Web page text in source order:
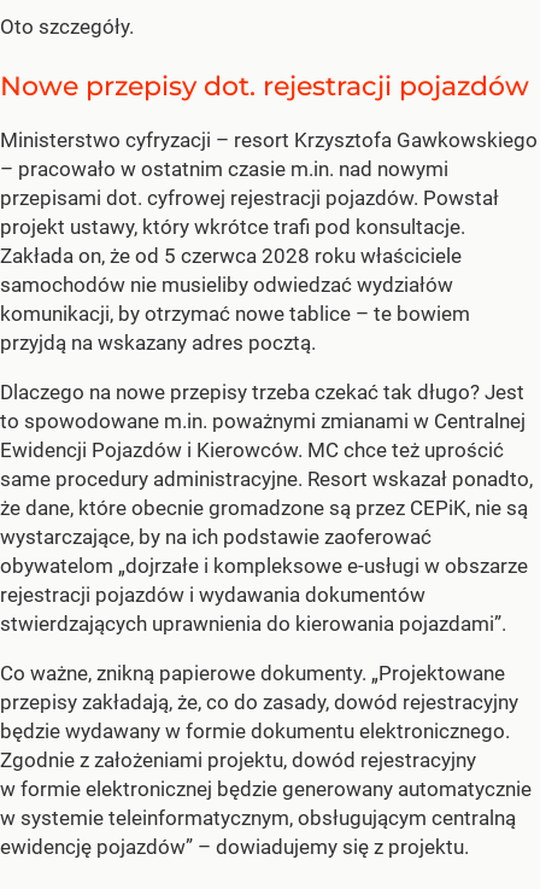
Oto szczegóły.
Nowe przepisy dot. rejestracji pojazdów
Ministerstwo cyfryzacji – resort Krzysztofa Gawkowskiego
– pracowało w ostatnim czasie m.in. nad nowymi
przepisami dot. cyfrowej rejestracji pojazdów. Powstał
projekt ustawy, który wkrótce trafi pod konsultacje.
Zakłada on, że od 5 czerwca 2028 roku właściciele
samochodów nie musieliby odwiedzać wydziałów
komunikacji, by otrzymać nowe tablice – te bowiem
przyjdą na wskazany adres pocztą.
Dlaczego na nowe przepisy trzeba czekać tak długo? Jest
to spowodowane m.in. poważnymi zmianami w Centralnej
Ewidencji Pojazdów i Kierowców. MC chce też uprościć
same procedury administracyjne. Resort wskazał ponadto,
że dane, które obecnie gromadzone są przez CEPiK, nie są
wystarczające, by na ich podstawie zaoferować
obywatelom „dojrzałe i kompleksowe e-usługi w obszarze
rejestracji pojazdów i wydawania dokumentów
stwierdzających uprawnienia do kierowania pojazdami”.
Co ważne, znikną papierowe dokumenty. „Projektowane
przepisy zakładają, że, co do zasady, dowód rejestracyjny
będzie wydawany w formie dokumentu elektronicznego.
Zgodnie z założeniami projektu, dowód rejestracyjny
w formie elektronicznej będzie generowany automatycznie
w systemie teleinformatycznym, obsługującym centralną
ewidencję pojazdów” – dowiadujemy się z projektu.